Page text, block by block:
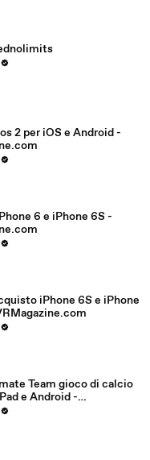
2 per iOS e Android -
6 e iPhone 6S -
iPhone 6S e iPhone
Team gioco di calcio
e Android -